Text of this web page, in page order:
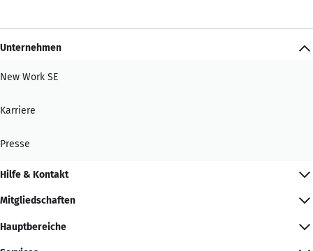
Unternehmen
New Work SE
Karriere
Presse
Hilfe & Kontakt
Mitgliedschaften
Hauptbereiche